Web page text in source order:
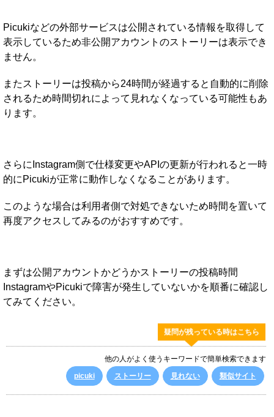
Picukiなどの外部サービスは公開されている情報を取得して
表示しているため非公開アカウントのストーリーは表示でき
ません。
またストーリーは投稿から24時間が経過すると自動的に削除
されるため時間切れによって見れなくなっている可能性もあ
ります。
さらにInstagram側で仕様変更やAPIの更新が行われると一時
的にPicukiが正常に動作しなくなることがあります。
このような場合は利用者側で対処できないため時間を置いて
再度アクセスしてみるのがおすすめです。
まずは公開アカウントかどうかストーリーの投稿時間
InstagramやPicukiで障害が発生していないかを順番に確認し
てみてください。
疑問が残っている時はこちら
他の人がよく使うキーワードで簡単検索できます
picuki
ストーリー 見れない 類似サイト